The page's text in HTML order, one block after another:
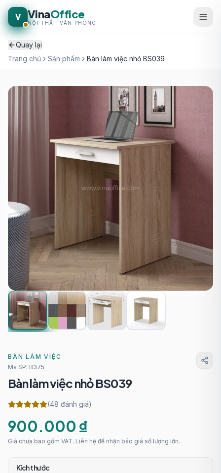
V VinaOffice
NỘI THẤT VĂN PHÒNG
Quay lại
Trang chủ
Sản phẩm Bàn làm việc nhỏ BS039
BÀN LÀM VIỆC
Mã SP: B375
Bàn làm việc nhỏ BS039
(48 đánh giá)
900.000 ₫
Giá chưa bao gồm VAT. Liên hệ để nhận báo giá số lượng lớn.
Kích thước